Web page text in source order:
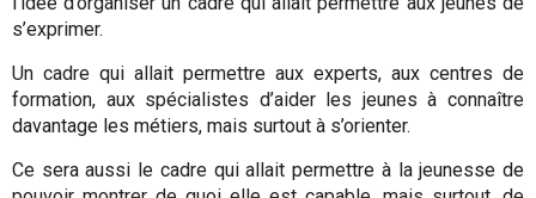
s’exprimer.
Un cadre qui allait permettre aux experts, aux centres de
formation, aux spécialistes d’aider les jeunes à connaître
davantage les métiers, mais surtout à s’orienter.
Ce sera aussi le cadre qui allait permettre à la jeunesse de